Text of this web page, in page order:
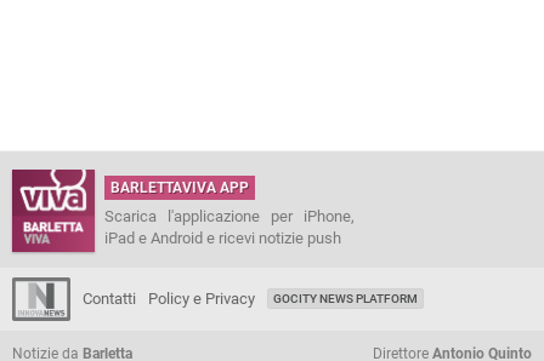
BARLETTAVIVA APP
Scarica l'applicazione per iPhone,
iPad e Android e ricevi notizie push
Contatti Policy e Privacy GOCITY NEWS PLATFORM
Notizie da Barletta Direttore Antonio Quinto